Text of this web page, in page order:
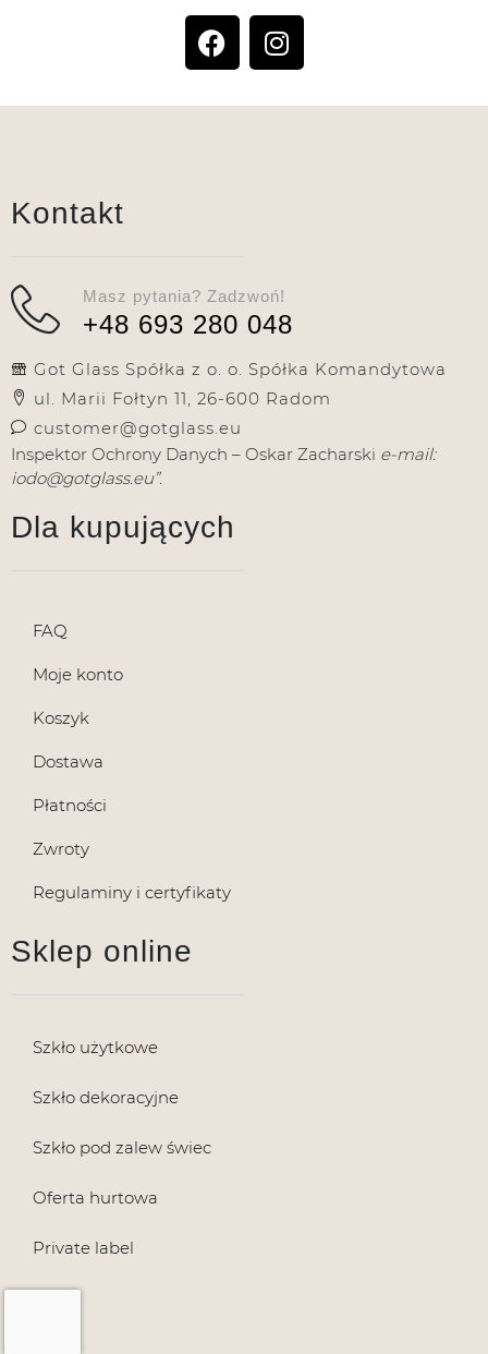
Kontakt
Masz pytania? Zadzwoń!
+48 693 280 048
Got Glass Spółka z o. o. Spółka Komandytowa
ul. Marii Fołtyn 11, 26-600 Radom
customer@gotglass.eu
Inspektor Ochrony Danych – Oskar Zacharski e-mail:
iodo@gotglass.eu”.
Dla kupujących
FAQ
Moje konto
Koszyk
Dostawa
Płatności
Zwroty
Regulaminy i certyfikaty
Sklep online
Szkło użytkowe
Szkło dekoracyjne
Szkło pod zalew świec
Oferta hurtowa
Private label